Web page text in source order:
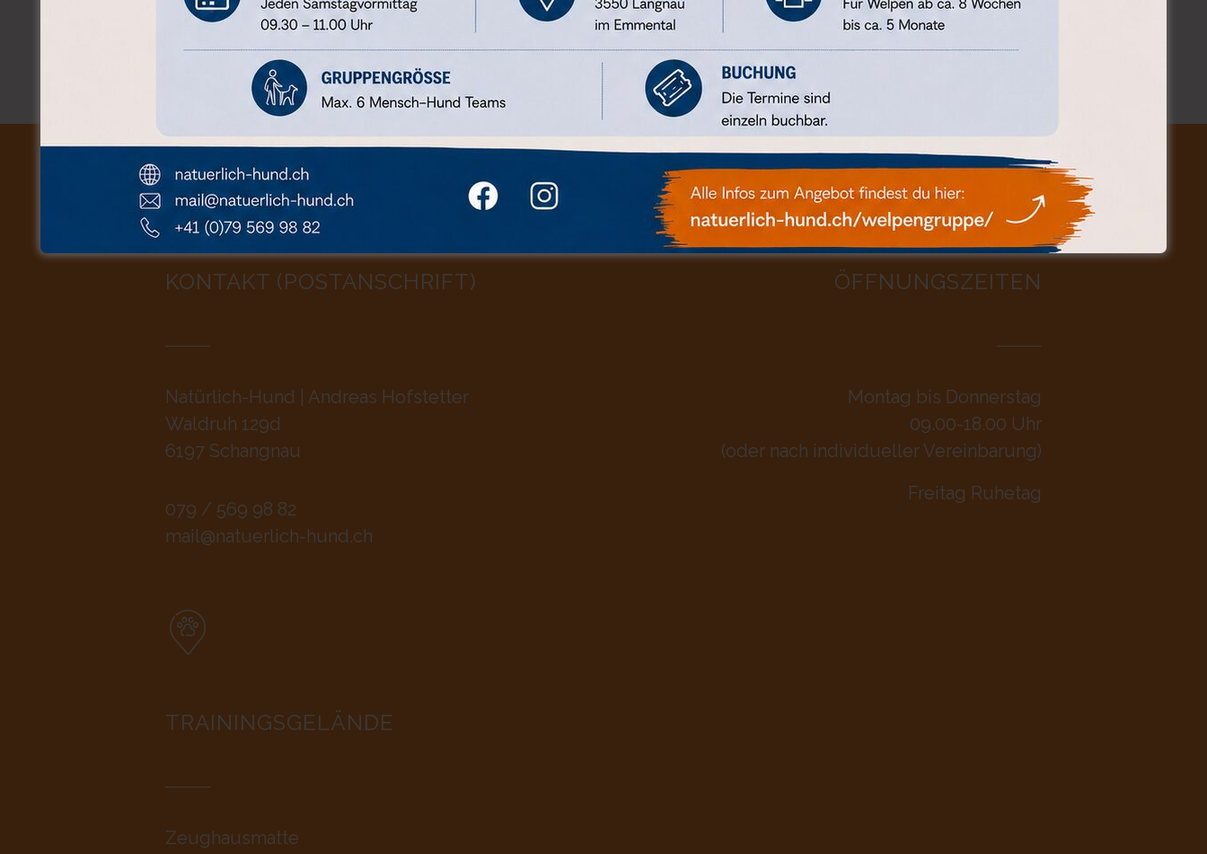
Bitte beachte sie unsereallgemeinen Geschäftsbedingungen (AGB).
KONTAKT (POSTANSCHRIFT)
Natürlich-Hund | Andreas Hofstetter
Waldruh 129d
6197 Schangnau
079 / 569 98 82
mail@natuerlich-hund.ch
TRAININGSGELÄNDE
Zeughausmatte
ÖFFNUNGSZEITEN
Montag bis Donnerstag
09.00-18.00 Uhr
(oder nach individueller Vereinbarung)
Freitag Ruhetag